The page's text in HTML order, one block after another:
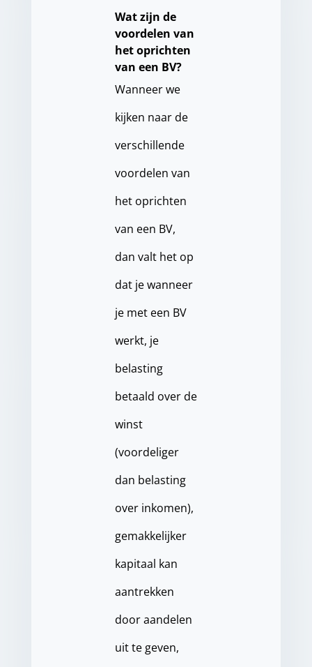
Wat zijn de
voordelen van
het oprichten
van een BV?
Wanneer we
kijken naar de
verschillende
voordelen van
het oprichten
van een BV,
dan valt het op
dat je wanneer
je met een BV
werkt, je
belasting
betaald over de
winst
(voordeliger
dan belasting
over inkomen),
gemakkelijker
kapitaal kan
aantrekken
door aandelen
uit te geven,